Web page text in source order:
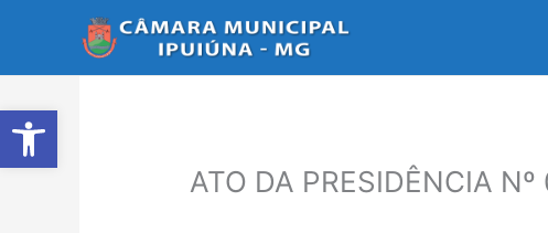
Abrir a barra de ferramentas
ATO DA PRESIDÊNCIA